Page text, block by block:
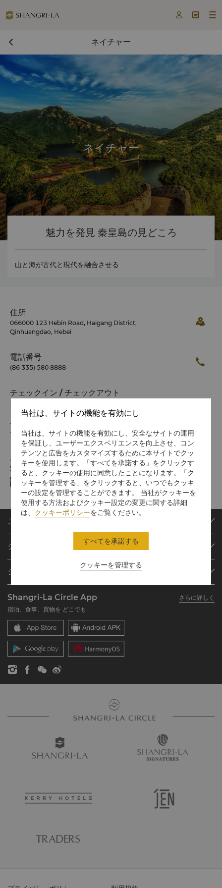
  
ネイチャー
ネイチャー
魅力を発見 秦皇島の見どころ
山と海が古代と現代を融合させる
住所
066000 123 Hebin Road, Haigang District,
Qinhuangdao, Hebei
電話番号
(86 335) 580 8888
チェックイン / チェックアウト
シャングリ・ラでのご滞在をお楽しみください。
チェックイン/アウトの時間は以下のとおりです。
チェックイン：14時
チェックアウト：12時
お支払い方法
対象プラットフォームでご利用可能なオンライン決済方法:
ご予約
ご予約の検索
レストラン＆バー
シャングリ・ラ サークル
シャングリ・ラ サークルに入会
よくあるお問合せや質問
SLCに関するお問い合わせ
シャングリ・ラ グループ
シャングリ・ラ ブランド
シャングリ・ラ センター
レジデンス
お問い合わせ
採用情報
企業の社会的責任
ニュース
Shangri-La Circle App
さらに詳しく
宿泊、食事、買物を どこでも
当社は、サイトの機能を有効にし
当社は、サイトの機能を有効にし、安全なサイトの運用
を保証し、ユーザーエクスペリエンスを向上させ、コン
テンツと広告をカスタマイズするために本サイトでクッ
キーを使用します。「すべてを承諾する」をクリックす
ると、クッキーの使用に同意したことになります。「ク
ッキーを管理する」をクリックすると、いつでもクッキ
ーの設定を管理することができます。 当社がクッキーを
使用する方法およびクッキー設定の変更に関する詳細
は、 クッキーポリシーをご覧ください。
クッキーを管理する
すべてを承諾する